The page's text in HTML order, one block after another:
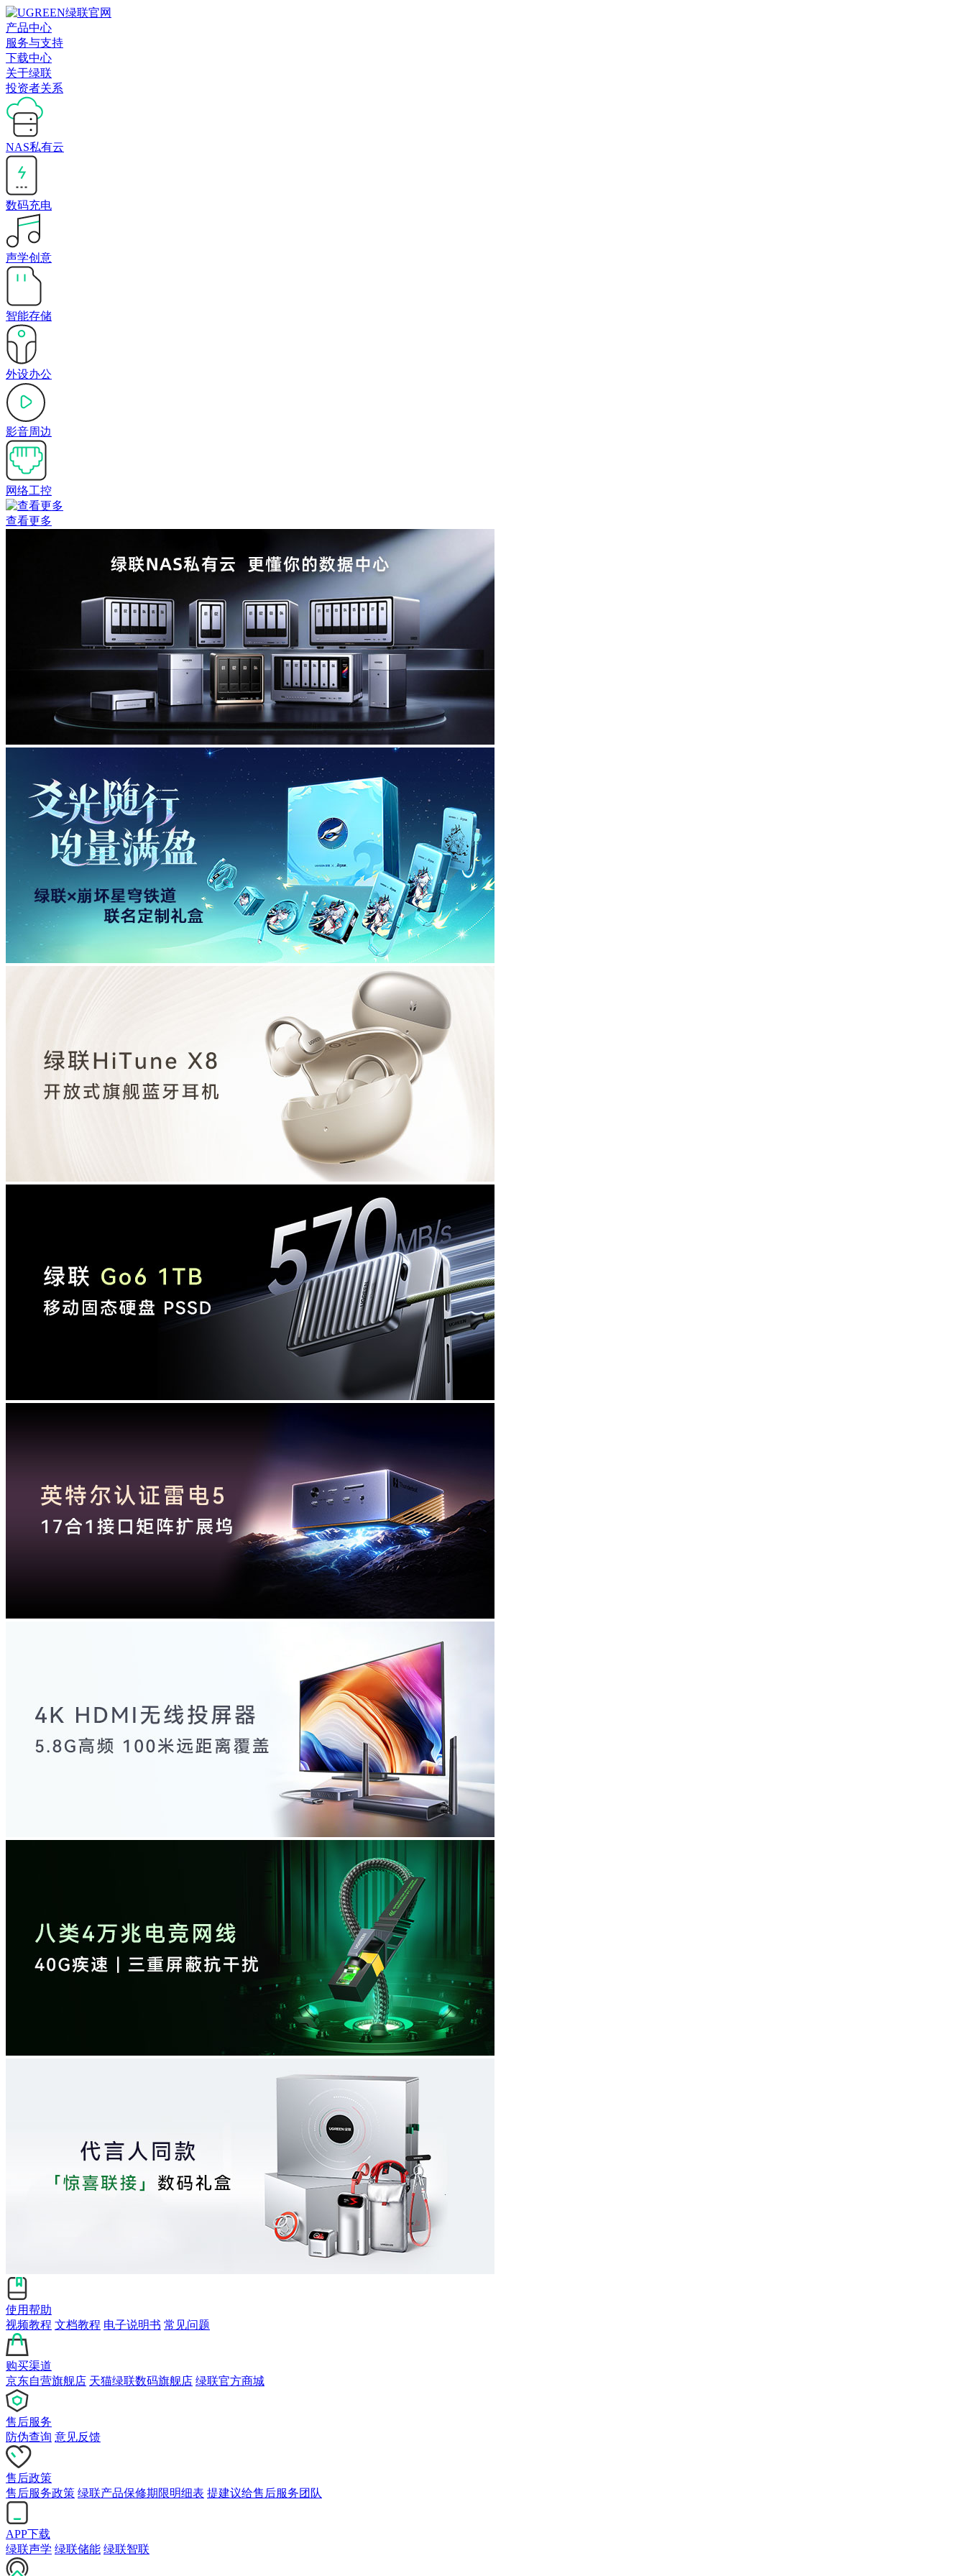
产品中心
服务与支持
下载中心
关于绿联
投资者关系
NAS私有云
数码充电
声学创意
智能存储
外设办公
影音周边
网络工控
查看更多
使用帮助
视频教程 文档教程 电子说明书 常见问题
购买渠道
京东自营旗舰店 天猫绿联数码旗舰店 绿联官方商城
售后服务
防伪查询 意见反馈
售后政策
售后服务政策 绿联产品保修期限明细表 提建议给售后服务团队
APP下载
绿联声学 绿联储能 绿联智联